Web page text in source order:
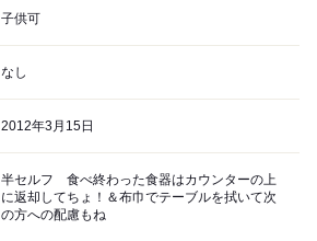
子供可
なし
2012年3月15日
半セルフ 食べ終わった食器はカウンターの上
に返却してちょ！＆布巾でテーブルを拭いて次
の方への配慮もね